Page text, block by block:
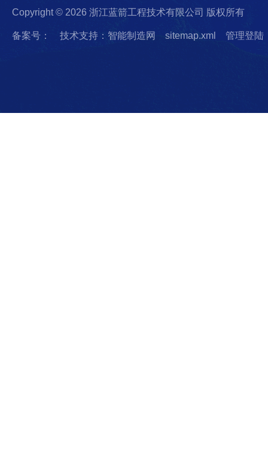
Copyright © 2026 浙江蓝箭工程技术有限公司 版权所有
备案号： 技术支持：智能制造网 sitemap.xml 管理登陆